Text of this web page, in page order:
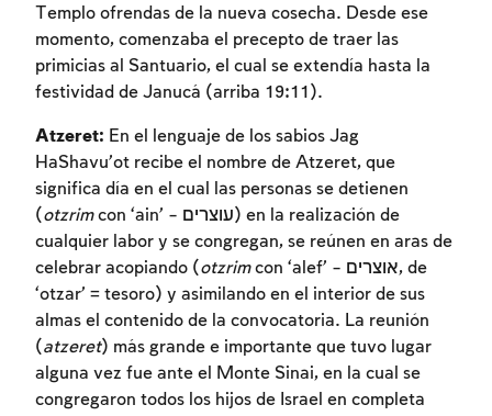
Templo ofrendas de la nueva cosecha. Desde ese
momento, comenzaba el precepto de traer las
primicias al Santuario, el cual se extendía hasta la
festividad de Janucá (arriba 19:11).
Atzeret: En el lenguaje de los sabios Jag
HaShavu’ot recibe el nombre de Atzeret, que
significa día en el cual las personas se detienen
(otzrimcon ‘ain’ – עוצרים) en la realización de
cualquier labor y se congregan, se reúnen en aras de
celebrar acopiando (otzrimcon ‘alef’ – אוצרים, de
‘otzar’ = tesoro) y asimilando en el interior de sus
almas el contenido de la convocatoria. La reunión
(atzeret) más grande e importante que tuvo lugar
alguna vez fue ante el Monte Sinai, en la cual se
congregaron todos los hijos de Israel en completa